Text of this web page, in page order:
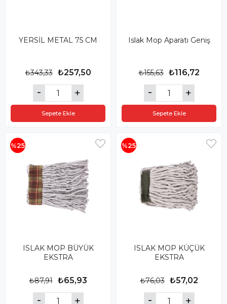
YERSİL METAL 75 CM
₺257,50
₺343,33
Sepete Ekle
Islak Mop Aparatı Geniş
₺116,72
₺155,63
Sepete Ekle
ISLAK MOP BÜYÜK
EKSTRA
₺65,93
₺87,91
%25
ISLAK MOP KÜÇÜK
EKSTRA
₺57,02
₺76,03
%25